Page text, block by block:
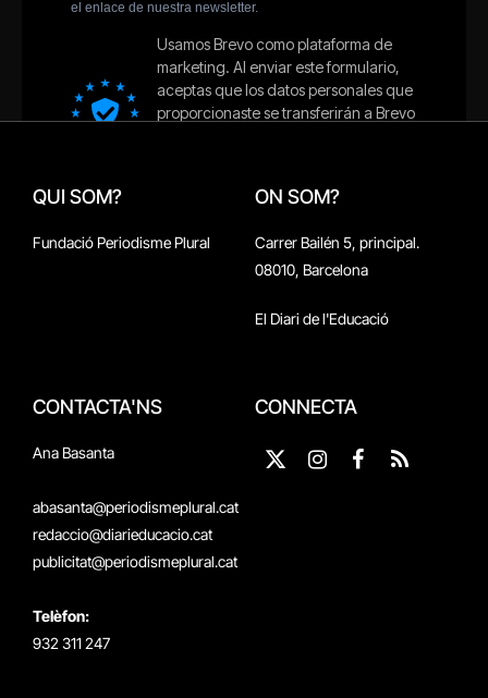
QUI SOM?
Fundació Periodisme Plural
ON SOM?
Carrer Bailén 5, principal.
08010, Barcelona
El Diari de l'Educació
CONTACTA'NS
Ana Basanta
abasanta@periodismeplural.cat
redaccio@diarieducacio.cat
publicitat@periodismeplural.cat
Telèfon:
932 311 247
CONNECTA
X
InstagramFacebook
RSS